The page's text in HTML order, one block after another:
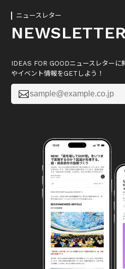
ニュースレター
NEWSLETTER
IDEAS FOR GOODニュースレターに
やイベント情報をGETしよう！
